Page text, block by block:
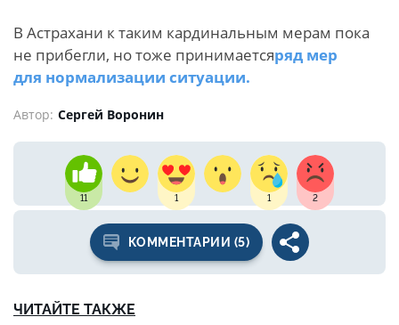
В Астрахани к таким кардинальным мерам пока
не прибегли, но тоже принимаетсяряд мер
для нормализации ситуации.
Автор: Сергей Воронин
11 1 1 2
КОММЕНТАРИИ (5)
ЧИТАЙТЕ ТАКЖЕ